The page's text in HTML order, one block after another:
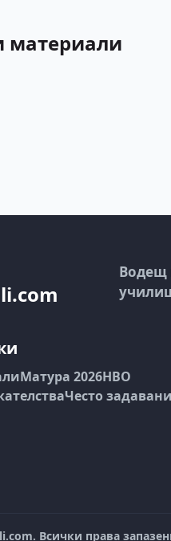
материали
Водещ
Матура 2026НВО
Често задавани
Всички права